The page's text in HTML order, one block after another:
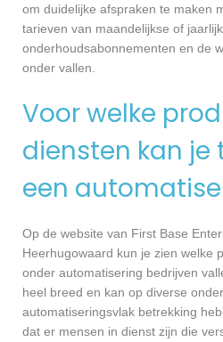
om duidelijke afspraken te maken
tarieven van maandelijkse of
onderhoudsabonnementen en de
onder vallen.
Voor welke
diensten kan je
een
Op de website van First Base
Heerhugowaard kun je zien welke
onder automatisering bedrijven
heel breed en kan op diverse
automatiseringsvlak betrekking
dat er mensen in dienst zijn die